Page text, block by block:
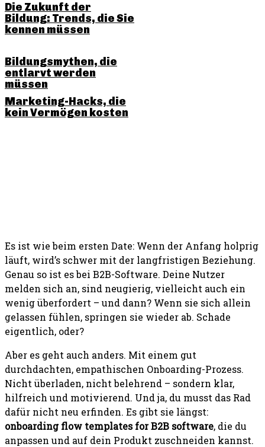
Es ist wie beim ersten Date: Wenn der Anfang holprig
läuft, wird’s schwer mit der langfristigen Beziehung.
Genau so ist es bei B2B-Software. Deine Nutzer
melden sich an, sind neugierig, vielleicht auch ein
wenig überfordert – und dann? Wenn sie sich allein
gelassen fühlen, springen sie wieder ab. Schade
eigentlich, oder?
Aber es geht auch anders. Mit einem gut
durchdachten, empathischen Onboarding-Prozess.
Nicht überladen, nicht belehrend – sondern klar,
hilfreich und motivierend. Und ja, du musst das Rad
dafür nicht neu erfinden. Es gibt sie längst:
onboarding flow templates for B2B software, die du
anpassen und auf dein Produkt zuschneiden kannst.
Die Zukunft der
Bildung: Trends, die Sie
kennen müssen
Bildungsmythen, die
entlarvt werden
müssen
Marketing-Hacks, die
kein Vermögen kosten